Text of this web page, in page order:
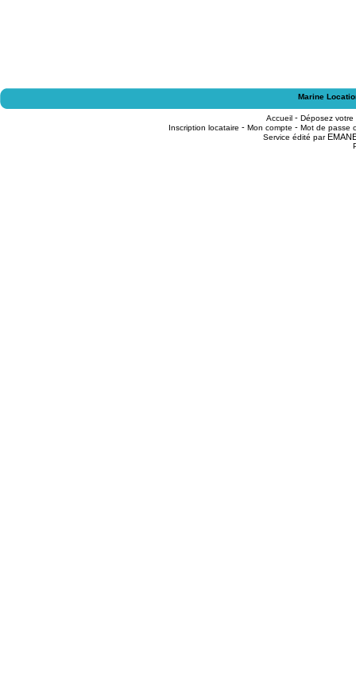
Marine
Accueil - Déposez
Inscription locataire - Mon compte - Mot de passe
Service édité par